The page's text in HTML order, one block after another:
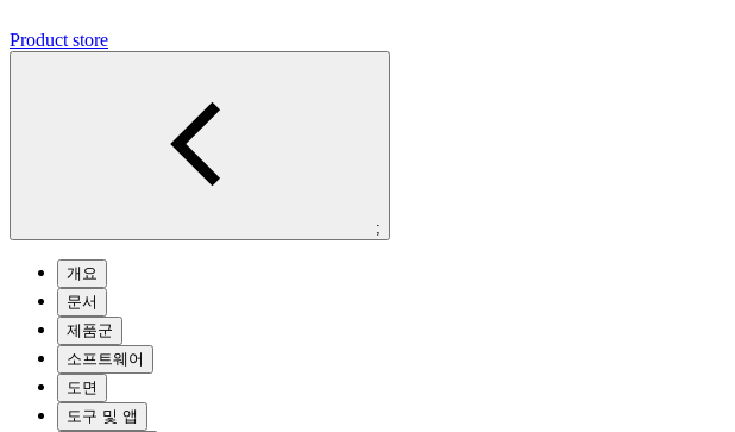
Product store
;
개요
문서
제품군
소프트웨어
도면
도구 및 앱